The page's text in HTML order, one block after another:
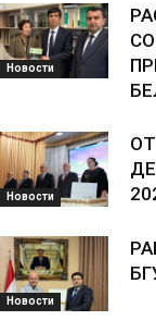
Новости
Новости
Новости